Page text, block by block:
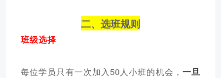
二、选班规则
班级选择
每位学员只有一次加入50人小班的机会， 一旦